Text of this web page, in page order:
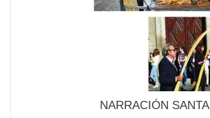
NARRACIÓN SANTA